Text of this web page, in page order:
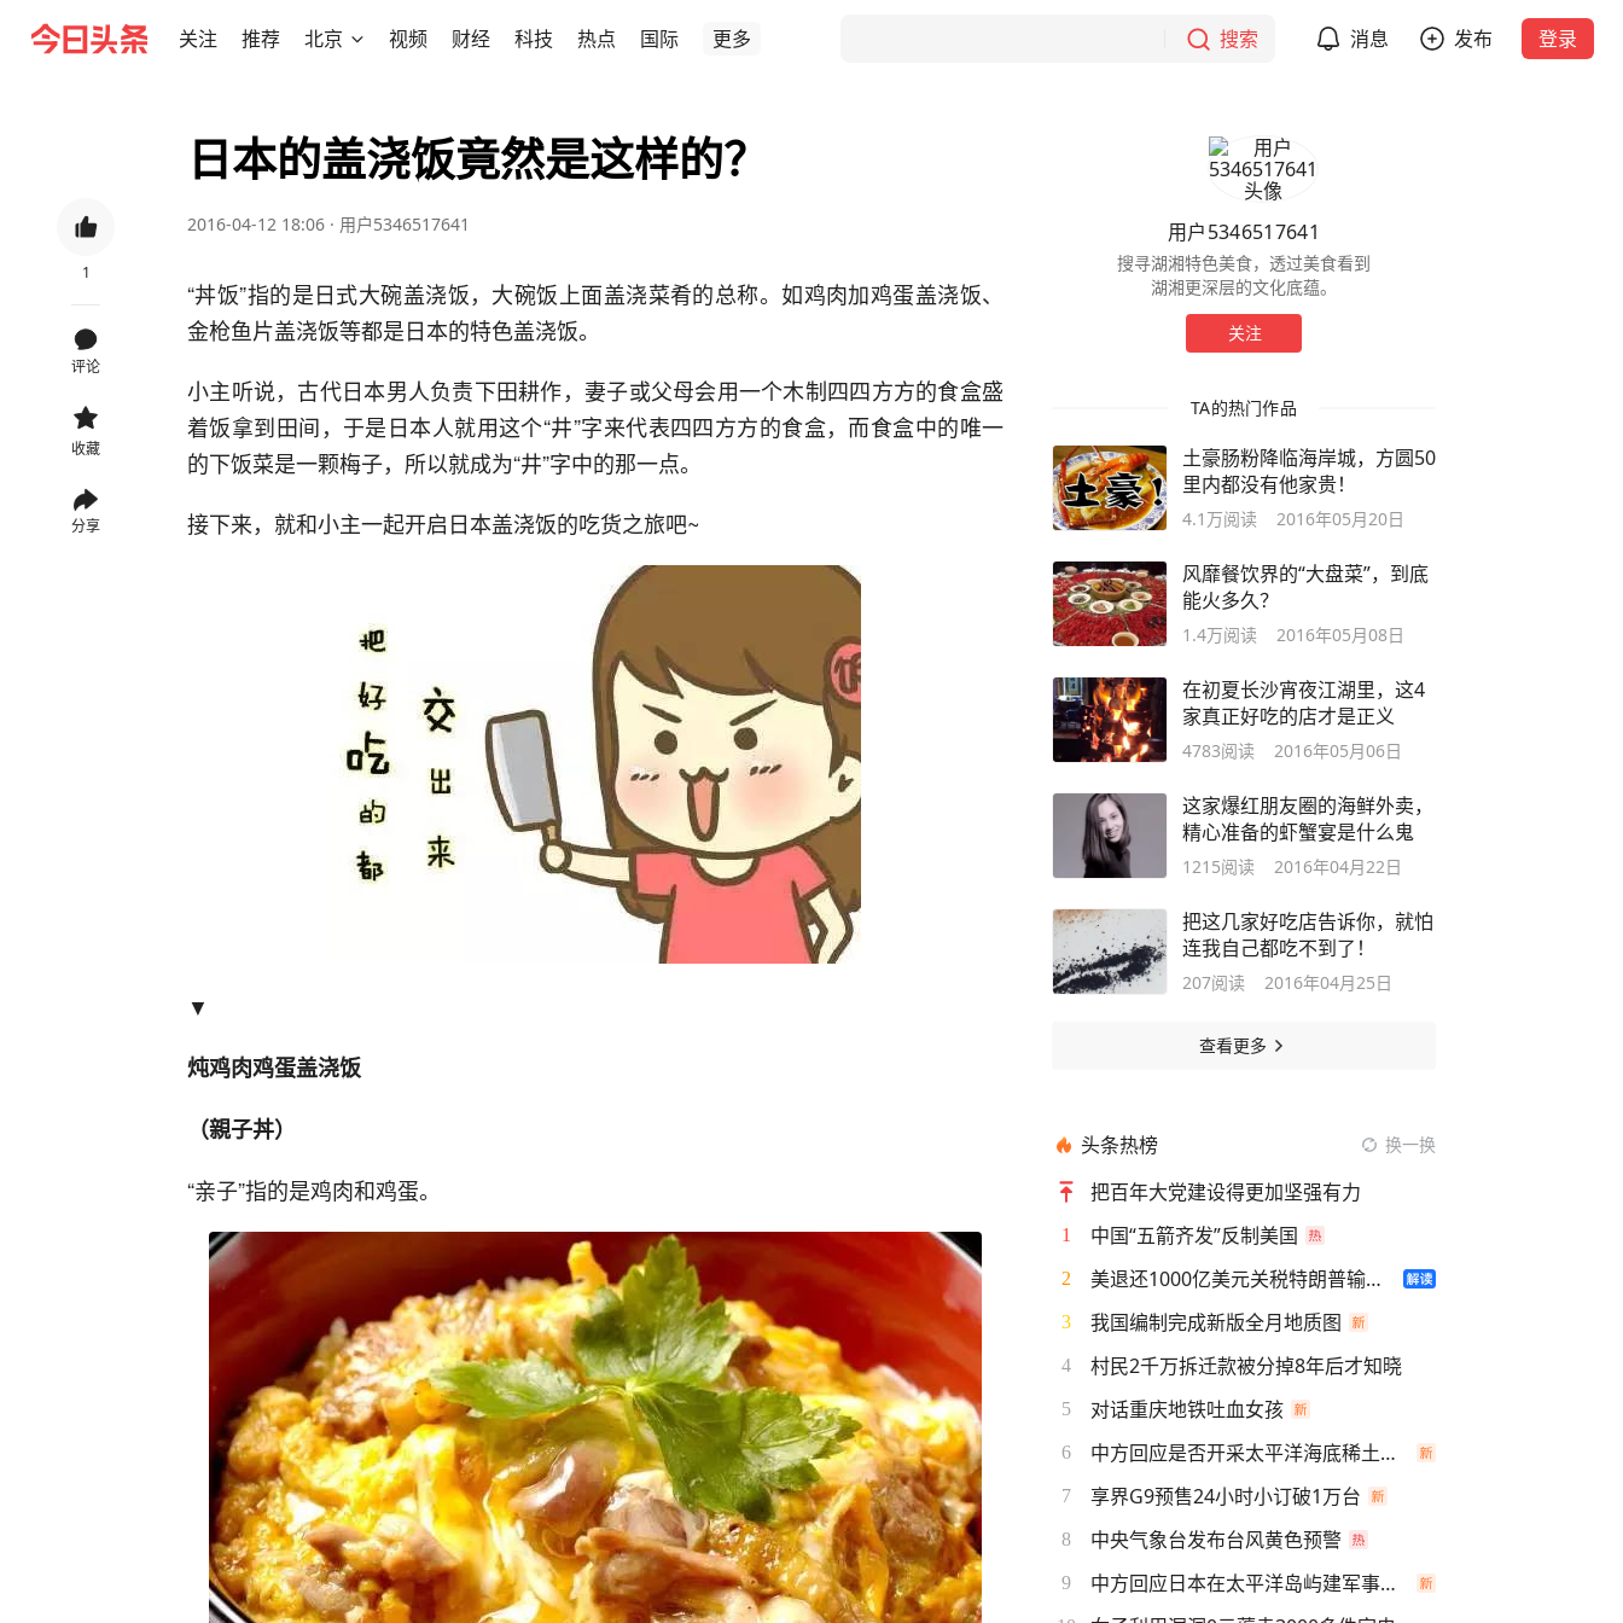
关注 推荐 北京 视频 财经 科技 热点 国际 更多 搜索 消息 发布 登录
1
评论
收藏
分享
日本的盖浇饭竟然是这样的？
2016-04-12 18:06 · 用户5346517641
“丼饭”指的是日式大碗盖浇饭，大碗饭上面盖浇菜肴的总称。如鸡肉加鸡蛋盖浇饭、
金枪鱼片盖浇饭等都是日本的特色盖浇饭。
小主听说，古代日本男人负责下田耕作，妻子或父母会用一个木制四四方方的食盒盛
着饭拿到田间，于是日本人就用这个“井”字来代表四四方方的食盒，而食盒中的唯一
的下饭菜是一颗梅子，所以就成为“井”字中的那一点。
接下来，就和小主一起开启日本盖浇饭的吃货之旅吧~
▼
炖鸡肉鸡蛋盖浇饭
（親子丼）
“亲子”指的是鸡肉和鸡蛋。
用户5346517641
搜寻湖湘特色美食，透过美食看到
湖湘更深层的文化底蕴。
关注
TA的热门作品
土豪肠粉降临海岸城，方圆50
里内都没有他家贵！
4.1万阅读 2016年05月20日
风靡餐饮界的“大盘菜”，到底
能火多久？
1.4万阅读 2016年05月08日
在初夏长沙宵夜江湖里，这4
家真正好吃的店才是正义
4783阅读 2016年05月06日
这家爆红朋友圈的海鲜外卖，
精心准备的虾蟹宴是什么鬼
1215阅读 2016年04月22日
把这几家好吃店告诉你，就怕
连我自己都吃不到了！
207阅读 2016年04月25日
查看更多
头条热榜 换一换
把百年大党建设得更加坚强有力
1 中国“五箭齐发”反制美国
2 美退还1000亿美元关税特朗普输了吗
3 我国编制完成新版全月地质图
4 村民2千万拆迁款被分掉8年后才知晓
5 对话重庆地铁吐血女孩
6 中方回应是否开采太平洋海底稀土资源
7 享界G9预售24小时小订破1万台
8 中央气象台发布台风黄色预警
9 中方回应日本在太平洋岛屿建军事设施